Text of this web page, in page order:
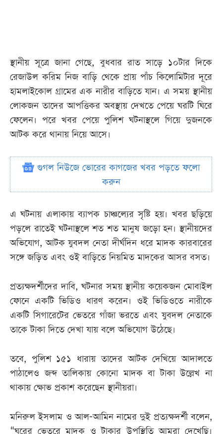
স্থানীয় সূত্রে জানা গেছে, বুধবার রাত সাড়ে ১০টার দিকে
রেজাউল করিম নিজ বাড়ি থেকে প্রায় পাঁচ কিলোমিটার দূরে
হামলাইকোল গ্রামের এক নারীর বাড়িতে যান। এ সময় স্থানীয়
লোকজন তাদের আপত্তিকর অবস্থায় দেখতে পেয়ে ঘরটি ঘিরে
ফেলেন। পরে খবর পেয়ে পুলিশ ঘটনাস্থলে গিয়ে দুজনকে
আটক করে থানায় নিয়ে আসে।
গুগল নিউজে ভোরের কাগজের খবর পড়তে ফলো
করুন
এ ঘটনায় এলাকায় ব্যাপক চাঞ্চল্যের সৃষ্টি হয়। খবর ছড়িয়ে
পড়লে রাতেই ঘটনাস্থলে শত শত মানুষ জড়ো হন। স্থানীয়দের
অভিযোগ, আটক যুবদল নেতা দীর্ঘদিন ধরে মাদক কারবারের
সঙ্গে জড়িত এবং ওই বাড়িতে নিয়মিত মাদকের আসর বসত।
প্রত্যক্ষদর্শীদের দাবি, ঘটনার সময় স্থানীয় কয়েকজন মোবাইল
ফোনে একটি ভিডিও ধারণ করেন। ওই ভিডিওতে নারীকে
একটি সিগারেটের ভেতরে গাঁজা ভরতে এবং যুবদল নেতাকে
তাকে টাকা দিতে দেখা যায় বলে অভিযোগ উঠেছে।
তবে, পুলিশ ১৫১ ধারায় তাদের আটক দেখিয়ে আদালতে
পাঠালেও জব্দ তালিকায় কোনো মাদক বা টাকা উল্লেখ না
থাকায় ক্ষোভ প্রকাশ করেছেন স্থানীয়রা।
মনিরুল ইসলাম ও আল-আমিন নামের দুই প্রত্যক্ষদর্শী বলেন,
“ঘরের ভেতরে মাদক ও টাকার উপস্থিতি আমরা দেখেছি।